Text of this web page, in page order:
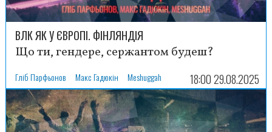
ВЛК ЯК У ЄВРОПІ. ФІНЛЯНДІЯ
Що ти, гендере, сержантом будеш?
Гліб Парфьонов Макс Гадюкін Meshuggah 18:00 29.08.2025